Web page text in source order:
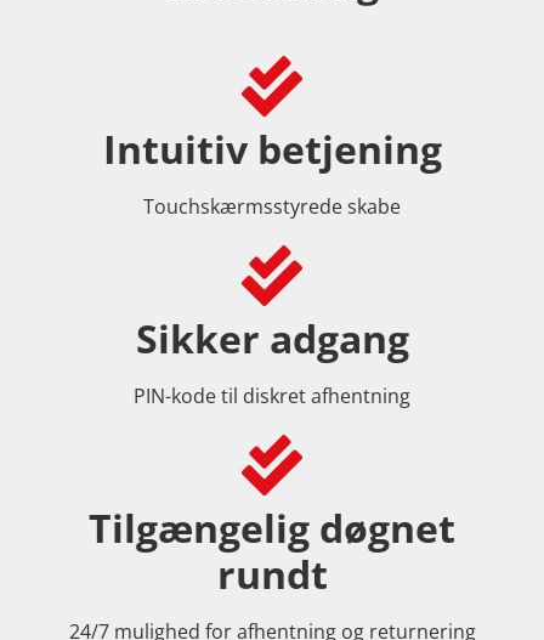
Intuitiv betjening
Touchskærmsstyrede skabe
Sikker adgang
PIN-kode til diskret afhentning
Tilgængelig døgnet
rundt
24/7 mulighed for afhentning og returnering